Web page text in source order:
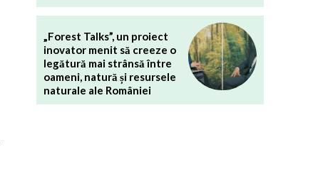
„Forest Talks”, un proiect
inovator menit să creeze o
legătură mai strânsă între
oameni, natură și resursele
naturale ale României